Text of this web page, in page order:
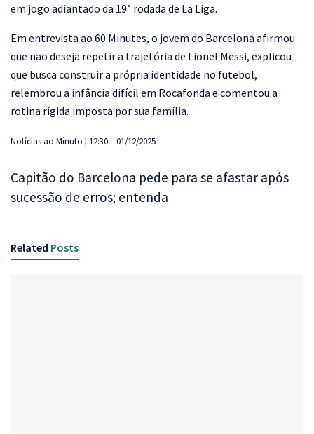
em jogo adiantado da 19ª rodada de La Liga.
Em entrevista ao 60 Minutes, o jovem do Barcelona afirmou
que não deseja repetir a trajetória de Lionel Messi, explicou
que busca construir a própria identidade no futebol,
relembrou a infância difícil em Rocafonda e comentou a
rotina rígida imposta por sua família.
Notícias ao Minuto | 12:30 – 01/12/2025
Capitão do Barcelona pede para se afastar após
sucessão de erros; entenda
Related Posts